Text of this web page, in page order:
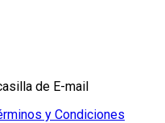
de E-mail
y Condiciones